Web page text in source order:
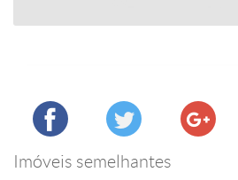
Imóveis semelhantes